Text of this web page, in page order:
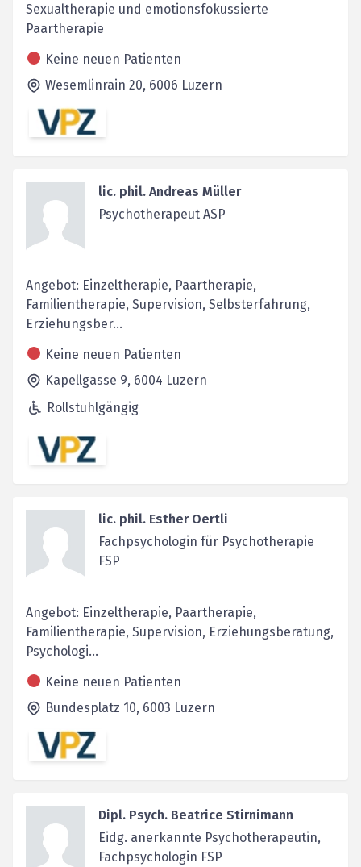
Sexualtherapie und emotionsfokussierte
Paartherapie
Keine neuen Patienten
Wesemlinrain 20, 6006 Luzern
lic. phil. Andreas Müller
Psychotherapeut ASP
Angebot: Einzeltherapie, Paartherapie,
Familientherapie, Supervision, Selbsterfahrung,
Erziehungsber...
Keine neuen Patienten
Kapellgasse 9, 6004 Luzern
Rollstuhlgängig
lic. phil. Esther Oertli
Fachpsychologin für Psychotherapie
FSP
Angebot: Einzeltherapie, Paartherapie,
Familientherapie, Supervision, Erziehungsberatung,
Psychologi...
Keine neuen Patienten
Bundesplatz 10, 6003 Luzern
Dipl. Psych. Beatrice Stirnimann
Eidg. anerkannte Psychotherapeutin,
Fachpsychologin FSP